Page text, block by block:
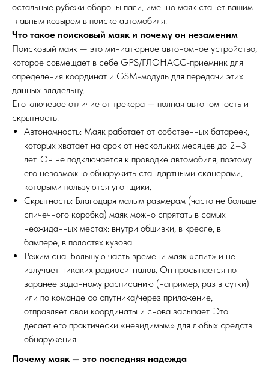
остальные рубежи обороны пали, именно маяк станет вашим
главным козырем в поиске автомобиля.
Что такое поисковый маяк и почему он незаменим
Поисковый маяк — это миниатюрное автономное устройство,
которое совмещает в себе GPS/ГЛОНАСС-приёмник для
определения координат и GSM-модуль для передачи этих
данных владельцу.
Его ключевое отличие от трекера — полная автономность и
скрытность.
Автономность: Маяк работает от собственных батареек,
которых хватает на срок от нескольких месяцев до 2–3
лет. Он не подключается к проводке автомобиля, поэтому
его невозможно обнаружить стандартными сканерами,
которыми пользуются угонщики.
Скрытность: Благодаря малым размерам (часто не больше
спичечного коробка) маяк можно спрятать в самых
неожиданных местах: внутри обшивки, в кресле, в
бампере, в полостях кузова.
Режим сна: Большую часть времени маяк «спит» и не
излучает никаких радиосигналов. Он просыпается по
заранее заданному расписанию (например, раз в сутки)
или по команде со спутника/через приложение,
отправляет свои координаты и снова засыпает. Это
делает его практически «невидимым» для любых средств
обнаружения.
Почему маяк — это последняя надежда